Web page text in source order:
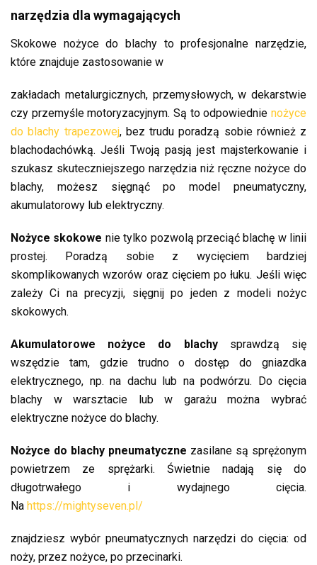
narzędzia dla wymagających
Skokowe nożyce do blachy to profesjonalne narzędzie,
które znajduje zastosowanie w
zakładach metalurgicznych, przemysłowych, w dekarstwie
czy przemyśle motoryzacyjnym. Są to odpowiednie nożyce
do blachy trapezowej, bez trudu poradzą sobie również z
blachodachówką. Jeśli Twoją pasją jest majsterkowanie i
szukasz skuteczniejszego narzędzia niż ręczne nożyce do
blachy, możesz sięgnąć po model pneumatyczny,
akumulatorowy lub elektryczny.
Nożyce skokowe nie tylko pozwolą przeciąć blachę w linii
prostej. Poradzą sobie z wycięciem bardziej
skomplikowanych wzorów oraz cięciem po łuku. Jeśli więc
zależy Ci na precyzji, sięgnij po jeden z modeli nożyc
skokowych.
Akumulatorowe nożyce do blachysprawdzą się
wszędzie tam, gdzie trudno o dostęp do gniazdka
elektrycznego, np. na dachu lub na podwórzu. Do cięcia
blachy w warsztacie lub w garażu można wybrać
elektryczne nożyce do blachy.
Nożyce do blachy pneumatyczne zasilane są sprężonym
powietrzem ze sprężarki. Świetnie nadają się do
długotrwałego i wydajnego cięcia.
Na https://mightyseven.pl/
znajdziesz wybór pneumatycznych narzędzi do cięcia: od
noży, przez nożyce, po przecinarki.